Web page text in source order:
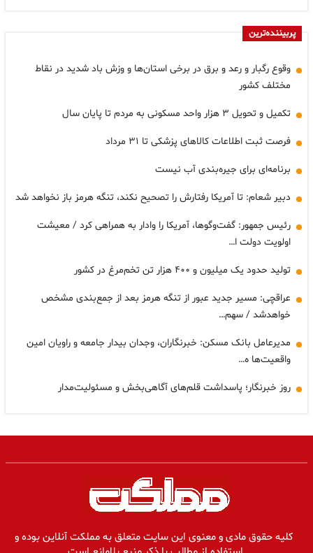
پربیننده‌ترین
وقوع رگبار و رعد و برق در برخی استان‌ها و وزش باد شدید در نقاط
مختلف کشور
تکمیل و تحویل ۳ هزار واحد مسکونی به مردم تا پایان سال
فرصت ثبت اطلاعات کالاهای پزشکی تا ۳۱ مرداد
برنامه‌ای برای جیره‌بندی آب نیست
دبیر شعام: تا آمریکا رفتارش را تصحیح نکند، تنگه هرمز باز نخواهد شد
رئیس جمهور: گفت‌وگوها، آمریکا را وادار به همراهی کرد / معیشت
اولویت دولت ا…
تولید حدود یک میلیون و ۴۰۰ هزار تن تخم‌مرغ در کشور
عراقچی: مسیر جدید عبور از تنگه هرمز بعد از جمع‌بندی مشخص
خواهدشد / سهم…
مدیرعامل بانک مسکن: خبرنگاران، وجدان بیدار جامعه و راویان امین
واقعیت‌ها ه…
روز خبرنگار؛ پاسداشت قلم‌های آگاهی‌بخش و مسئولیت‌مدار
کلیه حقوق مادی و معنوی این سایت متعلق به مملکت آنلاین بوده و